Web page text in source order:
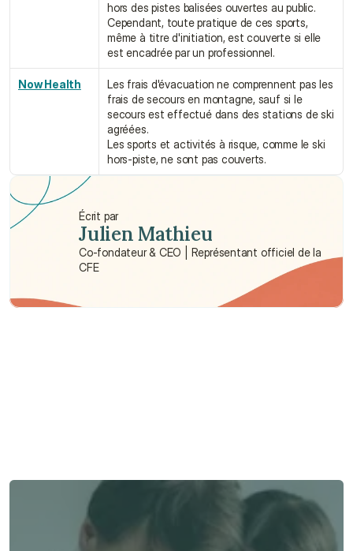
hors des pistes balisées ouvertes au public.
Cependant, toute pratique de ces sports,
même à titre d'initiation, est couverte si elle
est encadrée par un professionnel.
Now Health
Les frais d'évacuation ne comprennent pas les
frais de secours en montagne, sauf si le
secours est effectué dans des stations de ski
agréées.
Les sports et activités à risque, comme le ski
hors-piste, ne sont pas couverts.
Écrit par
Julien Mathieu
Co-fondateur & CEO | Représentant officiel de la
CFE